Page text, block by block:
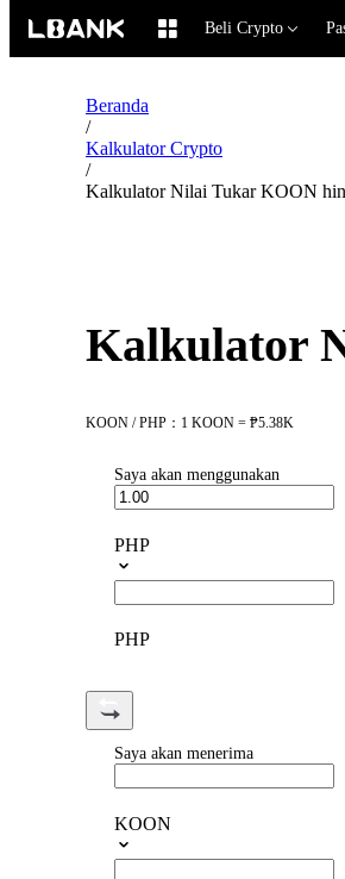
Beli Crypto
Beranda
/
Kalkulator Crypto
/
Kalkulator Nilai Tukar KOON
Kalkulator
KOON / PHP：1 KOON = ₱5.38K
Saya akan menggunakan
PHP
PHP
Saya akan menerima
KOON